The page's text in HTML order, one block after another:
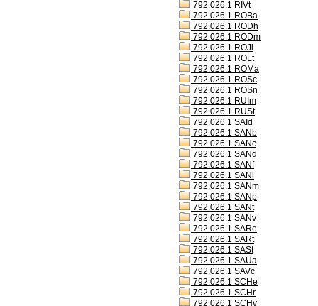
792.026.1 RIVt
792.026.1 ROBa
792.026.1 RODh
792.026.1 RODm
792.026.1 ROJl
792.026.1 ROLt
792.026.1 ROMa
792.026.1 ROSc
792.026.1 ROSn
792.026.1 RUIm
792.026.1 RUSt
792.026.1 SAId
792.026.1 SANb
792.026.1 SANc
792.026.1 SANd
792.026.1 SANf
792.026.1 SANl
792.026.1 SANm
792.026.1 SANp
792.026.1 SANt
792.026.1 SANv
792.026.1 SARe
792.026.1 SARt
792.026.1 SASt
792.026.1 SAUa
792.026.1 SAVc
792.026.1 SCHe
792.026.1 SCHr
792.026.1 SCHv